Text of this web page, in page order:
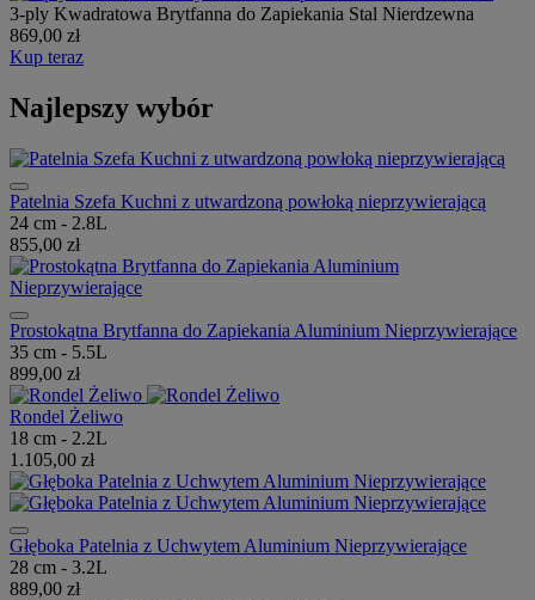
3-ply Kwadratowa Brytfanna do Zapiekania Stal Nierdzewna
869,00 zł
Kup teraz
Najlepszy wybór
Patelnia Szefa Kuchni z utwardzoną powłoką nieprzywierającą
24 cm - 2.8L
855,00 zł
Prostokątna Brytfanna do Zapiekania Aluminium Nieprzywierające
35 cm - 5.5L
899,00 zł
Rondel Żeliwo
18 cm - 2.2L
1.105,00 zł
Głęboka Patelnia z Uchwytem Aluminium Nieprzywierające
28 cm - 3.2L
889,00 zł